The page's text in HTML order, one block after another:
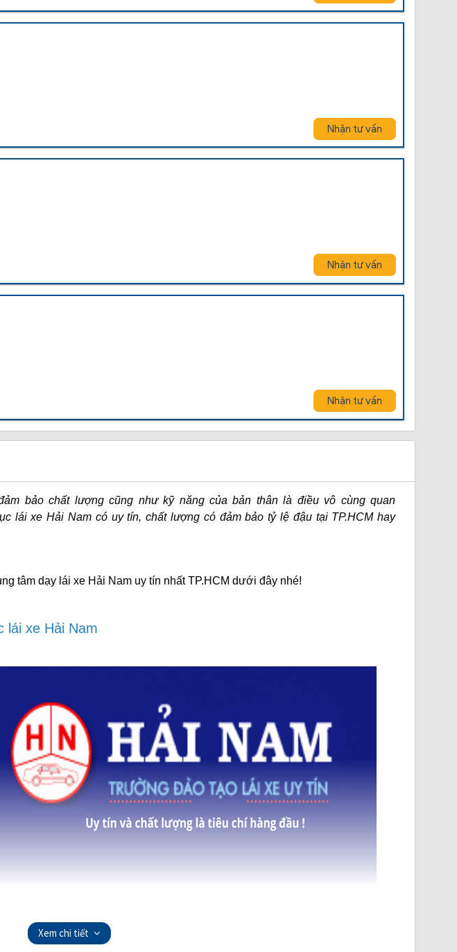
Nhận tư vấn
Nhận tư vấn
Nhận tư vấn
bảo chất lượng cũng như kỹ năng của bản thân là điều vô cùng quan
lái xe Hải Nam có uy tín, chất lượng có đảm bảo tỷ lệ đậu tại TP.HCM hay
tâm dạy lái xe Hải Nam uy tín nhất TP.HCM dưới đây nhé!
lái xe Hải Nam
Xem chi tiết